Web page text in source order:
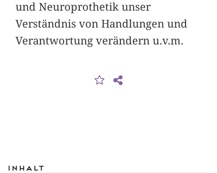
und Neuroprothetik unser
Verständnis von Handlungen und
Verantwortung verändern u.v.m.
Inhalt